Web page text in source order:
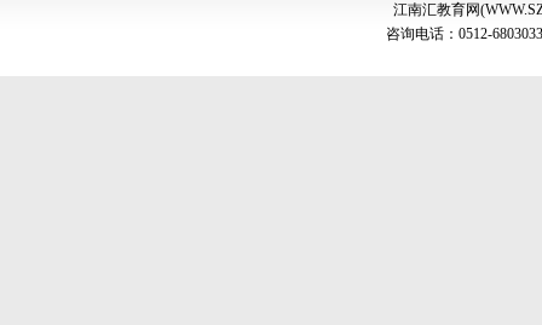
江南汇教育网
咨询电话：0512-